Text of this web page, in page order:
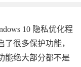
10 隐私优化程
了很多保护功能，
能绝大部分都不是